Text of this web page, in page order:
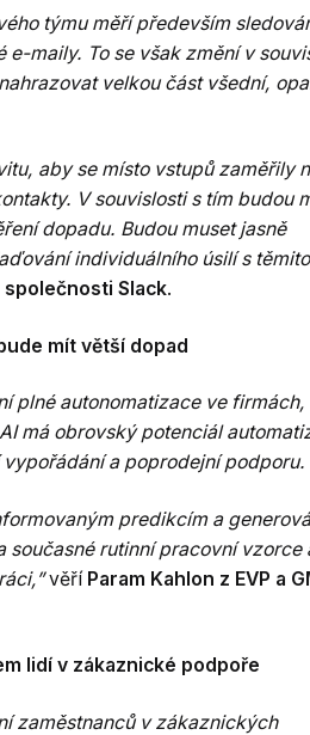
týmu měří především
maily. To se však změní v
velkou část všední,
aby se místo vstupů zaměřily
V souvislosti s tím budou
dopadu. Budou muset jasně
individuálního úsilí s těmito
společnosti Slack.
mít větší dopad
plné autonomatizace ve
má obrovský potenciál
a poprodejní podporu.
predikcím a
rutinní pracovní vzorce
věří Param Kahlon z EVP a
lidí v zákaznické podpoře
zaměstnanců v zákaznických